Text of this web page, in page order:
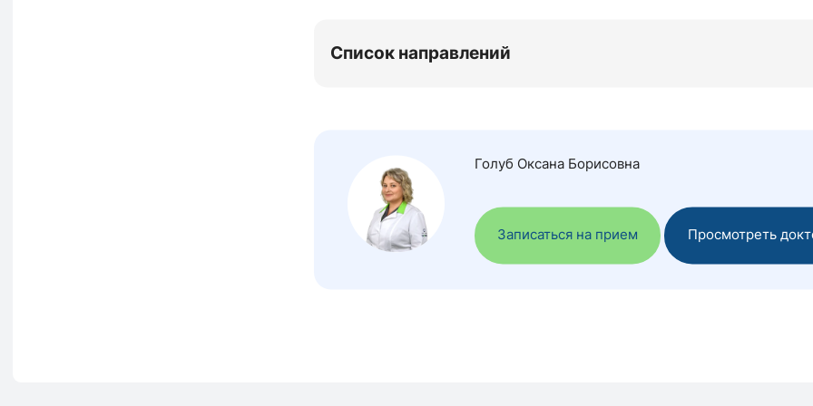
Список направлений
Голуб Оксана Борисовна
Записаться на прием Просмотреть